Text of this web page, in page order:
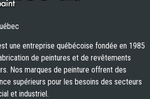
une entreprise québécoise fondée en 1985
de peintures et de revêtements
Nos marques de peinture offrent des
supérieurs pour les besoins des secteurs
et industriel.